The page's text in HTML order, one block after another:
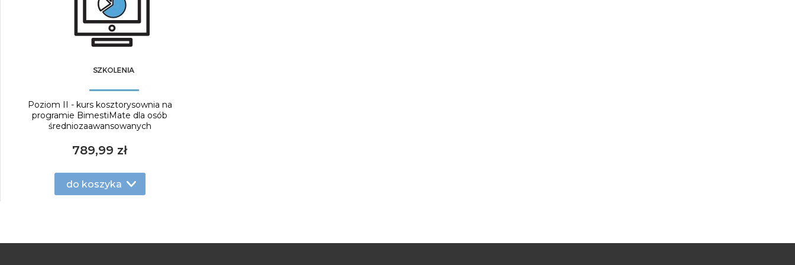
Poziom II - kurs kosztorysownia na
programie BimestiMate dla osób
średniozaawansowanych
789,99 zł
do koszyka